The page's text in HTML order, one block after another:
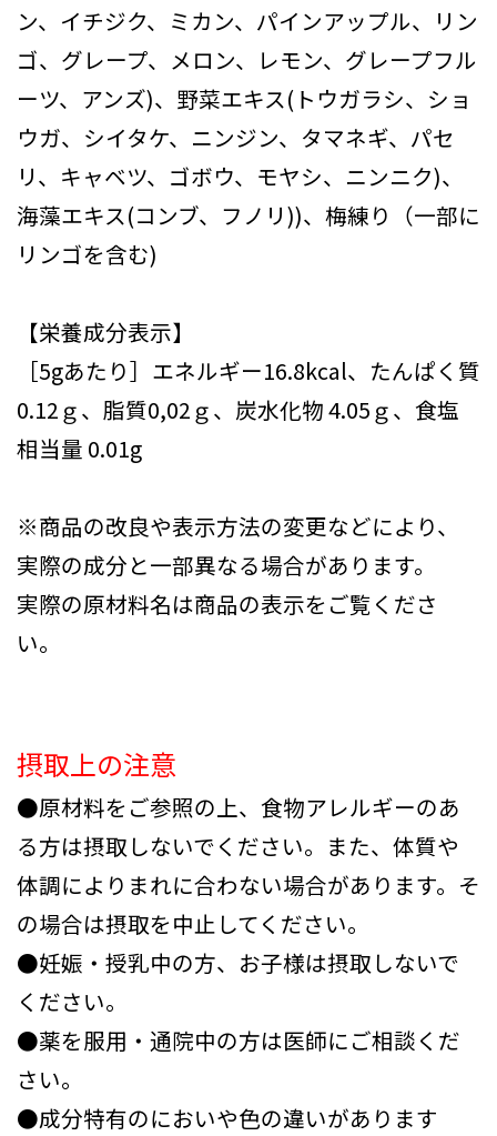
ン、イチジク、ミカン、パインアップル、リン
ゴ、グレープ、メロン、レモン、グレープフル
ーツ、アンズ)、野菜エキス(トウガラシ、ショ
ウガ、シイタケ、ニンジン、タマネギ、パセ
リ、キャベツ、ゴボウ、モヤシ、ニンニク)、
海藻エキス(コンブ、フノリ))、梅練り（一部に
リンゴを含む)
【栄養成分表示】
［5gあたり］エネルギー16.8kcal、たんぱく質
0.12ｇ、脂質0,02ｇ、炭水化物 4.05ｇ、食塩
相当量 0.01g
※商品の改良や表示方法の変更などにより、
実際の成分と一部異なる場合があります。
実際の原材料名は商品の表示をご覧くださ
い。
摂取上の注意
●原材料をご参照の上、食物アレルギーのあ
る方は摂取しないでください。また、体質や
体調によりまれに合わない場合があります。そ
の場合は摂取を中止してください。
●妊娠・授乳中の方、お子様は摂取しないで
ください。
●薬を服用・通院中の方は医師にご相談くだ
さい。
●成分特有のにおいや色の違いがあります